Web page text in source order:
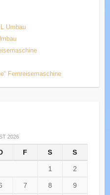
Umbau
Fernreisemaschine
2026
F S S
1 2
7 8 9